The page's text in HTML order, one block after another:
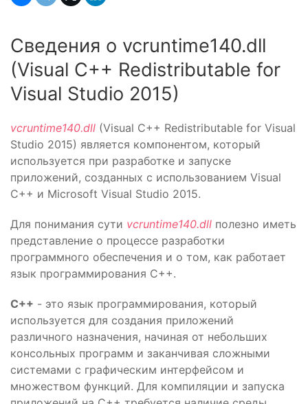
Сведения о vcruntime140.dll
(Visual C++ Redistributable for
Visual Studio 2015)
vcruntime140.dll (Visual C++ Redistributable for Visual
Studio 2015) является компонентом, который
используется при разработке и запуске
приложений, созданных с использованием Visual
C++ и Microsoft Visual Studio 2015.
Для понимания сути vcruntime140.dll полезно иметь
представление о процессе разработки
программного обеспечения и о том, как работает
язык программирования C++.
C++ - это язык программирования, который
используется для создания приложений
различного назначения, начиная от небольших
консольных программ и заканчивая сложными
системами с графическим интерфейсом и
множеством функций. Для компиляции и запуска